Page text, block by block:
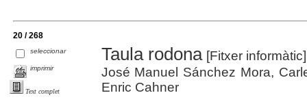
20 / 268
seleccionar
imprimir
Text complet
Taula rodona[Fitxer
José Manuel Sánchez Mora,
Enric Cahner